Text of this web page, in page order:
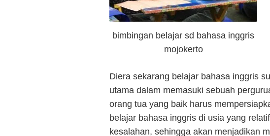
bimbingan belajar sd bahasa inggris
mojokerto
Diera sekarang belajar bahasa inggris
utama dalam memasuki sebuah
orang tua yang baik harus
belajar bahasa inggris di usia yang
kesalahan, sehingga akan menjadikan